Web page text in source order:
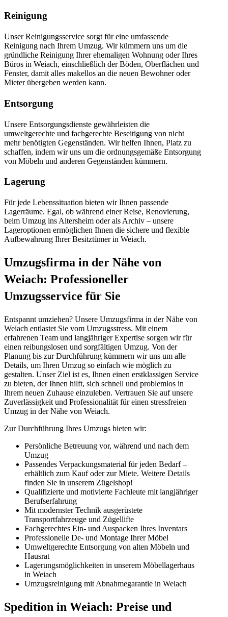
Reinigung
Unser Reinigungsservice sorgt für eine umfassende
Reinigung nach Ihrem Umzug. Wir kümmern uns um die
gründliche Reinigung Ihrer ehemaligen Wohnung oder Ihres
Büros in Weiach, einschließlich der Böden, Oberflächen und
Fenster, damit alles makellos an die neuen Bewohner oder
Mieter übergeben werden kann.
Entsorgung
Unsere Entsorgungsdienste gewährleisten die
umweltgerechte und fachgerechte Beseitigung von nicht
mehr benötigten Gegenständen. Wir helfen Ihnen, Platz zu
schaffen, indem wir uns um die ordnungsgemäße Entsorgung
von Möbeln und anderen Gegenständen kümmern.
Lagerung
Für jede Lebenssituation bieten wir Ihnen passende
Lagerräume. Egal, ob während einer Reise, Renovierung,
beim Umzug ins Altersheim oder als Archiv – unsere
Lageroptionen ermöglichen Ihnen die sichere und flexible
Aufbewahrung Ihrer Besitztümer in Weiach.
Umzugsfirma in der Nähe von
Weiach: Professioneller
Umzugsservice für Sie
Entspannt umziehen? Unsere Umzugsfirma in der Nähe von
Weiach entlastet Sie vom Umzugsstress. Mit einem
erfahrenen Team und langjähriger Expertise sorgen wir für
einen reibungslosen und sorgfältigen Umzug. Von der
Planung bis zur Durchführung kümmern wir uns um alle
Details, um Ihren Umzug so einfach wie möglich zu
gestalten. Unser Ziel ist es, Ihnen einen erstklassigen Service
zu bieten, der Ihnen hilft, sich schnell und problemlos in
Ihrem neuen Zuhause einzuleben. Vertrauen Sie auf unsere
Zuverlässigkeit und Professionalität für einen stressfreien
Umzug in der Nähe von Weiach.
Zur Durchführung Ihres Umzugs bieten wir:
Persönliche Betreuung vor, während und nach dem
Umzug
Passendes Verpackungsmaterial für jeden Bedarf –
erhältlich zum Kauf oder zur Miete. Weitere Details
finden Sie in unserem Zügelshop!
Qualifizierte und motivierte Fachleute mit langjähriger
Berufserfahrung
Mit modernster Technik ausgerüstete
Transportfahrzeuge und Zügellifte
Fachgerechtes Ein- und Auspacken Ihres Inventars
Professionelle De- und Montage Ihrer Möbel
Umweltgerechte Entsorgung von alten Möbeln und
Hausrat
Lagerungsmöglichkeiten in unserem Möbellagerhaus
in Weiach
Umzugsreinigung mit Abnahmegarantie in Weiach
Spedition in Weiach: Preise und